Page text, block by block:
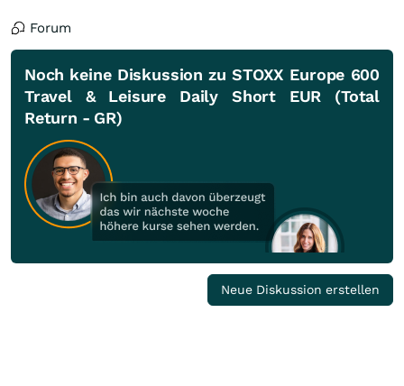
Forum
Noch keine Diskussion zu STOXX Europe 600
Travel & Leisure Daily Short EUR (Total
Return - GR)
Neue Diskussion erstellen